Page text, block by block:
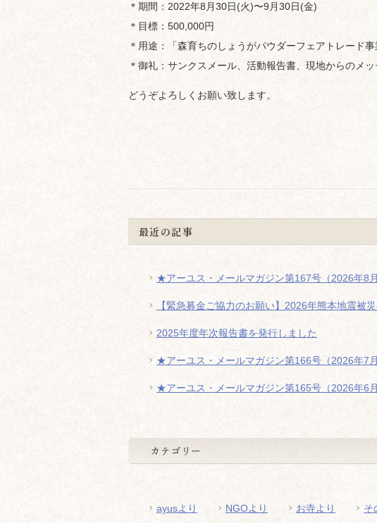
＊期間：2022年8月30日(火)〜9月30日(金)
＊目標：500,000円
＊用途：「森育ちのしょうがパウダーフェアトレード
＊御礼：サンクスメール、活動報告書、現地からのメ
どうぞよろしくお願い致します。
最近の記事
★アーユス・メールマガジン第167号（2026年8
【緊急募金ご協力のお願い】2026年熊本地震被
2025年度年次報告書を発行しました
★アーユス・メールマガジン第166号（2026年7
★アーユス・メールマガジン第165号（2026年6
ayusより NGOより お寺より そ